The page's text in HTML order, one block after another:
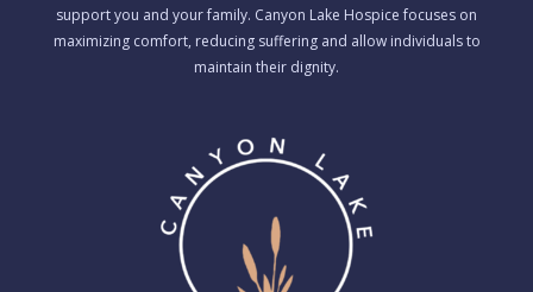
support you and your family. Canyon Lake Hospice focuses on
maximizing comfort, reducing suffering and allow individuals to
maintain their dignity.